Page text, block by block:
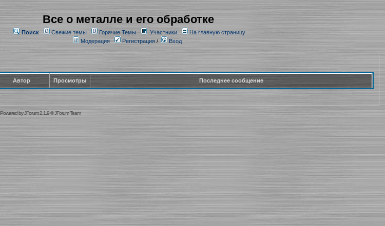
Все о металле и его обработке
Поиск Свежие темы Горячие Темы Участники
На главную страницу
Модерация
Регистрация/ Вход
Автор Просмотры Последнее сообщение
Powered byJForum 2.1.9©JForum Team